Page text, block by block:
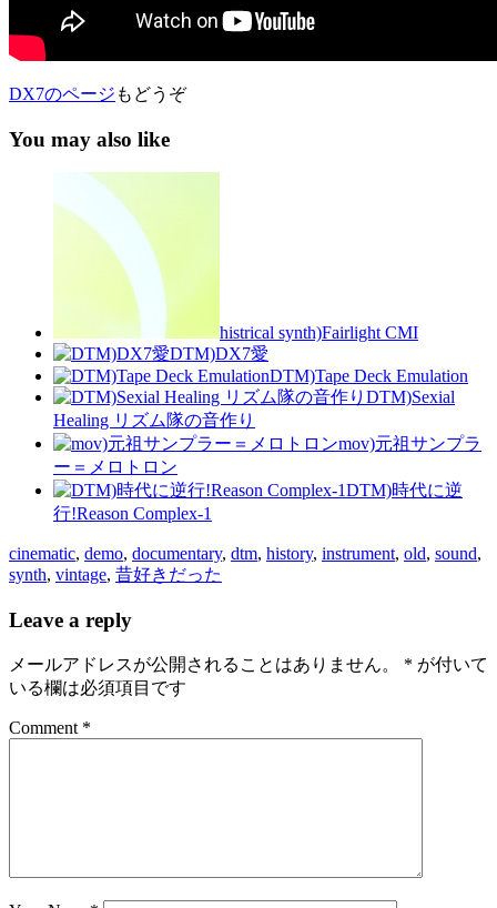
DX7のページ もどうぞ
You may also like
histrical synth)Fairlight CMI
DTM)DX7愛
DTM)Tape Deck Emulation
DTM)Sexial
Healing リズム隊の音作り
mov)元祖サンプラ
ー＝メロトロン
DTM)時代に逆
行!Reason Complex-1
cinematic, demo, documentary, dtm, history, instrument, old, sound,
synth, vintage, 昔好きだった
Leave a reply
メールアドレスが公開されることはありません。 * が付いて
いる欄は必須項目です
Comment *